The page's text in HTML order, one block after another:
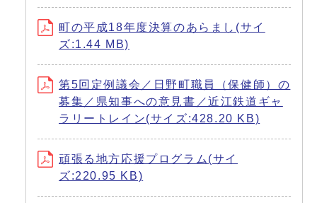
町の平成18年度決算のあらまし(サイ
ズ:1.44 MB)
第5回定例議会／日野町職員（保健師）の
募集／県知事への意見書／近江鉄道ギャ
ラリートレイン(サイズ:428.20 KB)
頑張る地方応援プログラム(サイ
ズ:220.95 KB)